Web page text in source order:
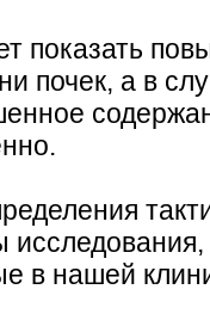
показать
почек, а в
в нашей